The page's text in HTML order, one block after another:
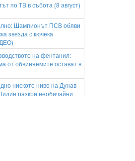
по ТВ в събота (8 август)
Шампионът ПСВ обяви
звезда с кючека
на фентанил:
от обвиняемите остават в
ниското ниво на Дунав
разкри необичайни